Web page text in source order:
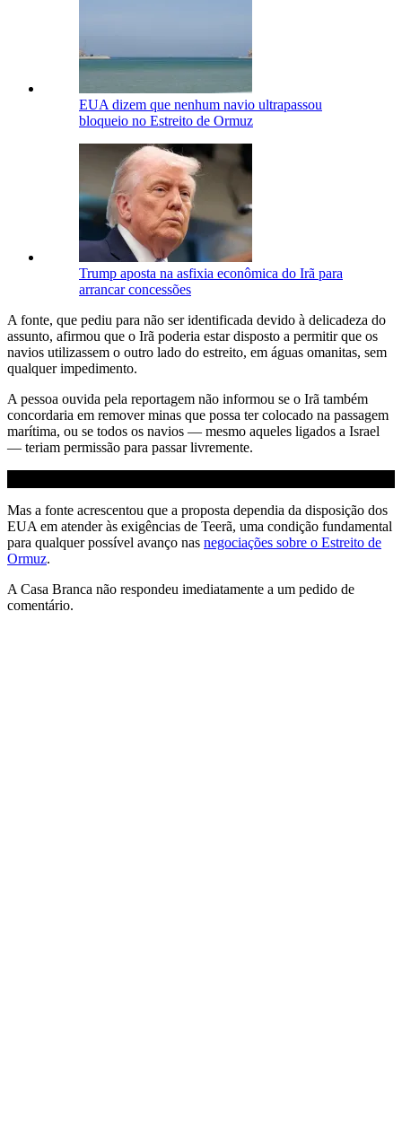
EUA dizem que nenhum navio ultrapassou
bloqueio no Estreito de Ormuz
Trump aposta na asfixia econômica do Irã para
arrancar concessões
A fonte, que pediu para não ser identificada devido à delicadeza do
assunto, afirmou que o Irã poderia estar disposto a permitir que os
navios utilizassem o outro lado do estreito, em águas omanitas, sem
qualquer impedimento.
A pessoa ouvida pela reportagem não informou se o Irã também
concordaria em remover minas que possa ter colocado na passagem
marítima, ou se todos os navios — mesmo aqueles ligados a Israel
— teriam permissão para passar livremente.
Mas a fonte acrescentou que a proposta dependia da disposição dos
EUA em atender às exigências de Teerã, uma condição fundamental
para qualquer possível avanço nas negociações sobre o Estreito de
Ormuz.
A Casa Branca não respondeu imediatamente a um pedido de
comentário.